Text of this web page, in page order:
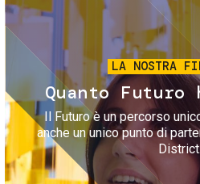
LA NOSTRA
Quanto Futuro
Il Futuro è un percorso
anche un unico punto di